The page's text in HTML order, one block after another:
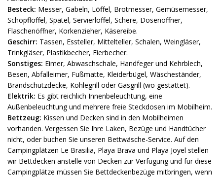
Besteck: Messer, Gabeln, Löffel, Brotmesser, Gemüsemesser,
Schöpflöffel, Spatel, Servierlöffel, Schere, Dosenöffner,
Flaschenöffner, Korkenzieher, Käsereibe.
Geschirr: Tassen, Essteller, Mittelteller, Schalen, Weingläser,
Trinkgläser, Plastikbecher, Eierbecher.
Sonstiges: Eimer, Abwaschschale, Handfeger und Kehrblech,
Besen, Abfalleimer, Fußmatte, Kleiderbügel, Wäscheständer,
Brandschutzdecke, Kohlegrill oder Gasgrill (wo gestattet).
Elektrik: Es gibt reichlich Innenbeleuchtung, eine
Außenbeleuchtung und mehrere freie Steckdosen im Mobilheim.
Bettzeug: Kissen und Decken sind in den Mobilheimen
vorhanden. Vergessen Sie Ihre Laken, Bezüge und Handtücher
nicht, oder buchen Sie unseren Bettwäsche-Service. Auf den
Campingplätzen Le Brasilia, Playa Brava und Playa Joyel stellen
wir Bettdecken anstelle von Decken zur Verfügung und für diese
Campingplätze müssen Sie Bettdeckenbezüge mitbringen, wenn